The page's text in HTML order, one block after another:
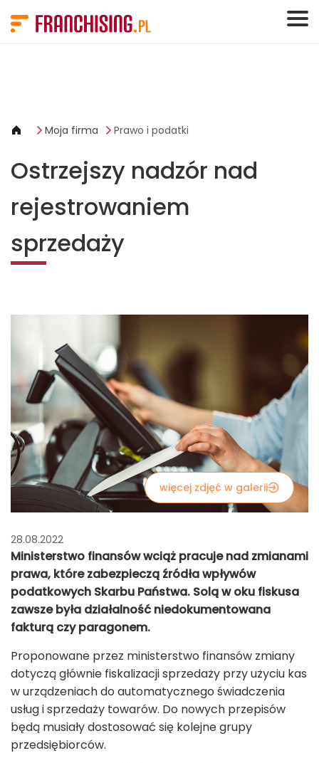
Moja firma Prawo i podatki
Ostrzejszy nadzór nad
rejestrowaniem
sprzedaży
więcej zdjęć w galerii
28.08.2022
Ministerstwo finansów wciąż pracuje nad zmianami
prawa, które zabezpieczą źródła wpływów
podatkowych Skarbu Państwa. Solą w oku fiskusa
zawsze była działalność niedokumentowana
fakturą czy paragonem.
Proponowane przez ministerstwo finansów zmiany
dotyczą głównie fiskalizacji sprzedaży przy użyciu kas
w urządzeniach do automatycznego świadczenia
usług i sprzedaży towarów. Do nowych przepisów
będą musiały dostosować się kolejne grupy
przedsiębiorców.